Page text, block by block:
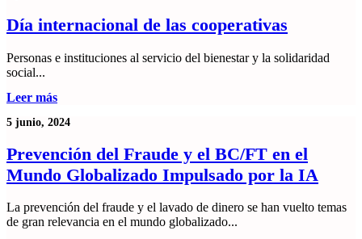
Día internacional de las cooperativas
Personas e instituciones al servicio del bienestar y la solidaridad
social...
Leer más
5 junio, 2024
Prevención del Fraude y el BC/FT en el
Mundo Globalizado Impulsado por la IA
La prevención del fraude y el lavado de dinero se han vuelto temas
de gran relevancia en el mundo globalizado...